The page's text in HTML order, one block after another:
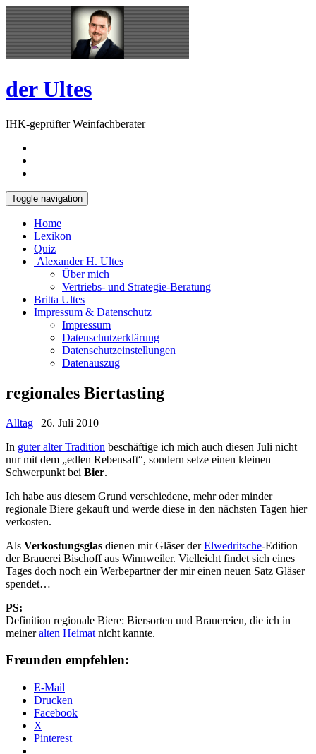
Skip
to
content
Open
Sidebar
der Ultes
IHK-geprüfter Weinfachberater
Toggle navigation
Home
Lexikon
Quiz
Alexander H. Ultes
Über mich
Vertriebs- und Strategie-Beratung
Britta Ultes
Impressum & Datenschutz
Impressum
Datenschutzerklärung
Datenschutzeinstellungen
Datenauszug
regionales Biertasting
Alltag | 26. Juli 2010
In guter alter Tradition beschäftige ich mich auch diesen Juli nicht
nur mit dem „edlen Rebensaft“, sondern setze einen kleinen
Schwerpunkt bei Bier.
Ich habe aus diesem Grund verschiedene, mehr oder minder
regionale Biere gekauft und werde diese in den nächsten Tagen hier
verkosten.
Als Verkostungsglas dienen mir Gläser derElwedritsche-Edition
der Brauerei Bischoff aus Winnweiler. Vielleicht findet sich eines
Tages doch noch ein Werbepartner der mir einen neuen Satz Gläser
spendet…
PS:
Definition regionale Biere: Biersorten und Brauereien, die ich in
meineralten Heimat nicht kannte.
Freunden empfehlen:
E-Mail
Drucken
Facebook
X
Pinterest